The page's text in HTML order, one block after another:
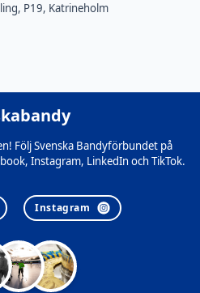
P19, Katrineholm
Följ Svenska Bandyförbundet på
Instagram, LinkedIn och TikTok.
Instagram